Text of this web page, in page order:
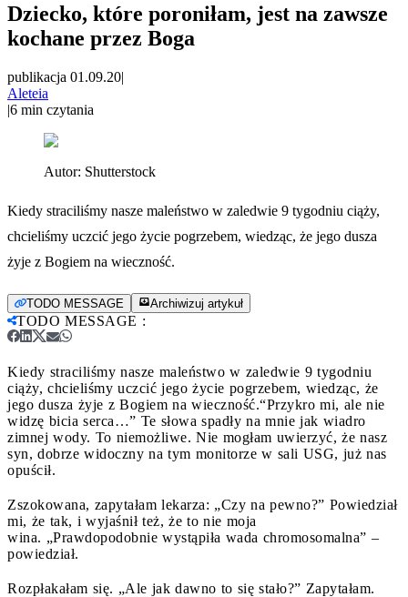
Dziecko, które poroniłam, jest na zawsze
kochane przez Boga
publikacja 01.09.20|
Aleteia
|6 min czytania
Autor: Shutterstock
Kiedy straciliśmy nasze maleństwo w zaledwie 9 tygodniu ciąży,
chcieliśmy uczcić jego życie pogrzebem, wiedząc, że jego dusza
żyje z Bogiem na wieczność.
TODO MESSAGE Archiwizuj artykuł
TODO MESSAGE :
Kiedy straciliśmy nasze maleństwo w zaledwie 9 tygodniu
ciąży, chcieliśmy uczcić jego życie pogrzebem, wiedząc, że
jego dusza żyje z Bogiem na wieczność.“Przykro mi, ale nie
widzę bicia serca…” Te słowa spadły na mnie jak wiadro
zimnej wody. To niemożliwe. Nie mogłam uwierzyć, że nasz
syn, dobrze widoczny na tym monitorze w sali USG, już nas
opuścił.
Zszokowana, zapytałam lekarza: „Czy na pewno?” Powiedział
mi, że tak, i wyjaśnił też, że to nie moja
wina. „Prawdopodobnie wystąpiła wada chromosomalna” –
powiedział.
Rozpłakałam się. „Ale jak dawno to się stało?” Zapytałam.